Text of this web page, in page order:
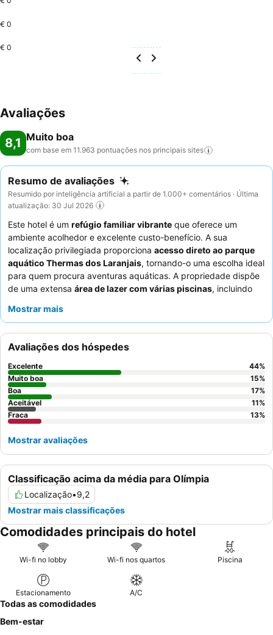
€ 0
€ 0
Avaliações
8,1 Muito boa
com base em 11.963 pontuações nos principais sites
Resumo de avaliações
Resumido por inteligência artificial a partir de 1.000+ comentários · Última
atualização: 30 Jul 2026
Este hotel é um refúgio familiar vibrante que oferece um
ambiente acolhedor e excelente custo-benefício. A sua
localização privilegiada proporciona acesso direto ao parque
aquático Thermas dos Laranjais, tornando-o uma escolha ideal
para quem procura aventuras aquáticas. A propriedade dispõe
de uma extensa área de lazer com várias piscinas, incluindo
divertidos e nadadores-salvadores dedicados. Os hóspedes
prestativos
, especialmente a energética equipa de recreação,
e as ofertas de pequeno-almoço completas e deliciosas. Para
uma experiência mais tranquila, os hópedes podem considerar
solicitar um quarto longe das principais áreas de atividade.
Mostrar mais
Classificação acima da média para Olímpia
Localização•9,2
Mostrar mais classificações
Avaliações dos hóspedes
Excelente 44%
Muito boa
15%
Boa
17%
Aceitável
11%
Fraca
13%
Mostrar avaliações
Comodidades principais do hotel
Wi-fi no lobby Wi-fi nos quartos Piscina
Estacionamento A/C
Todas as comodidades
Bem-estar